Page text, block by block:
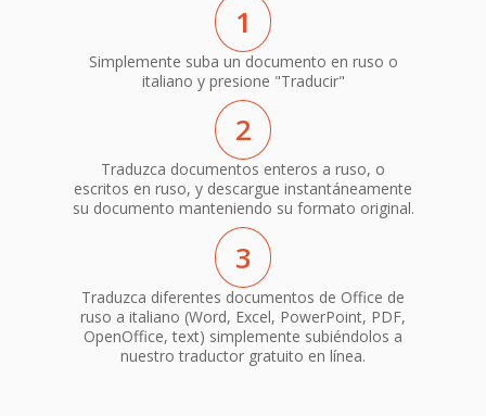
1
Simplemente suba un documento en ruso o
italiano y presione "Traducir"
2
Traduzca documentos enteros a ruso, o
escritos en ruso, y descargue instantáneamente
su documento manteniendo su formato original.
3
Traduzca diferentes documentos de Office de
ruso a italiano (Word, Excel, PowerPoint, PDF,
OpenOffice, text) simplemente subiéndolos a
nuestro traductor gratuito en línea.